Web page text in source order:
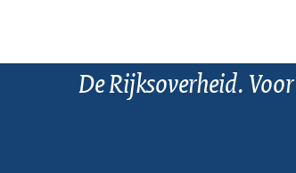
De Rijksoverheid.